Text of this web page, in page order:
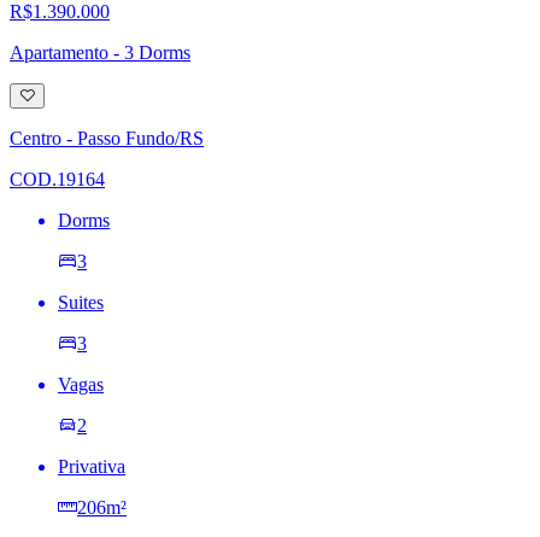
R$1.390.000
Apartamento - 3 Dorms
Adicionar
à
lista
de
Centro - Passo Fundo/RS
COD.19164
Dorms
3
Suites
3
Vagas
2
Privativa
206m²